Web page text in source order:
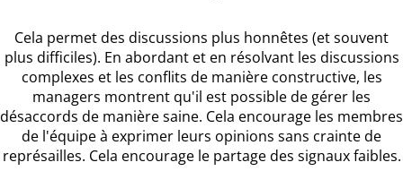
Cela permet des discussions plus honnêtes (et souvent
plus difficiles). En abordant et en résolvant les discussions
complexes et les conflits de manière constructive, les
managers montrent qu'il est possible de gérer les
désaccords de manière saine. Cela encourage les membres
de l'équipe à exprimer leurs opinions sans crainte de
représailles. Cela encourage le partage des signaux faibles.